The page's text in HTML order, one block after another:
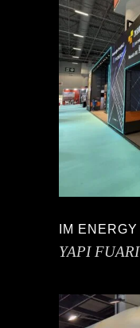
IM ENERGY
YAPI FUARI